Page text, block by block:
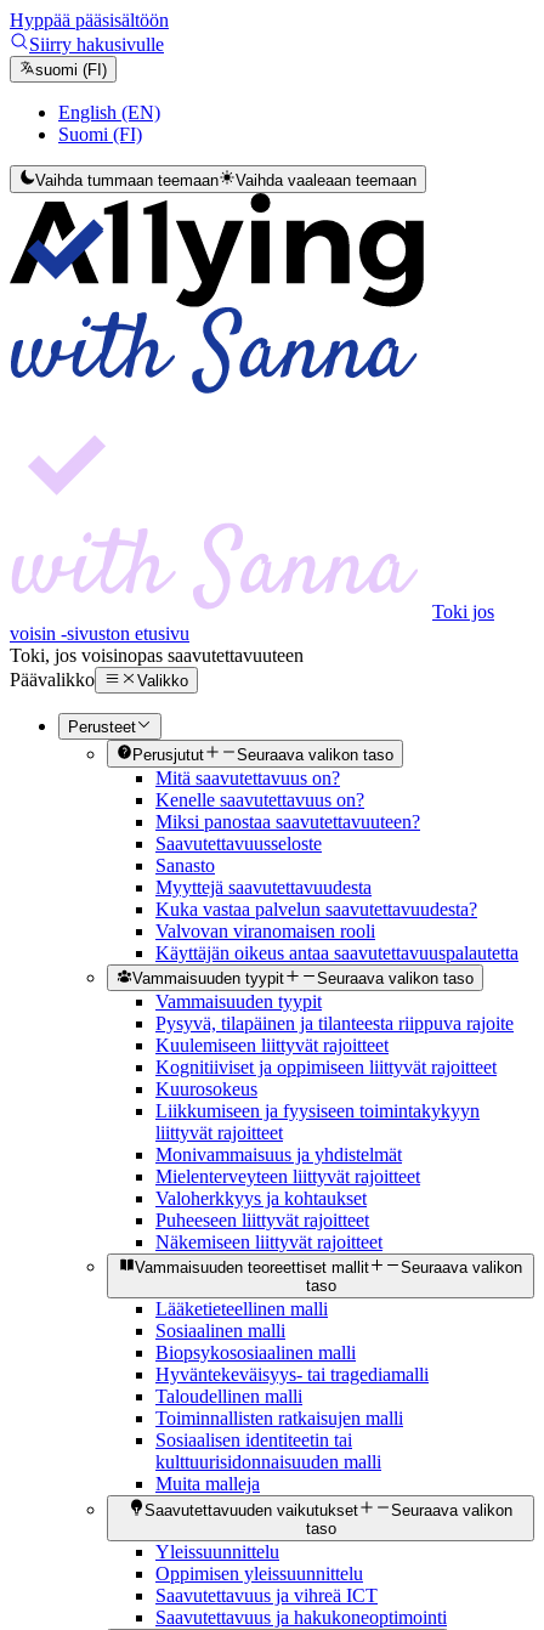
Hyppää pääsisältöön
Siirry hakusivulle
suomi (FI)
English (EN)
Suomi (FI)
Vaihda tummaan teemaan Vaihda vaaleaan teemaan
Toki jos
voisin -sivuston etusivu
Toki, jos voisinopas saavutettavuuteen
Päävalikko
Valikko
Perusteet
Perusjutut
Seuraava valikon taso
Mitä saavutettavuus on?
Kenelle saavutettavuus on?
Miksi panostaa saavutettavuuteen?
Saavutettavuusseloste
Sanasto
Myyttejä saavutettavuudesta
Kuka vastaa palvelun saavutettavuudesta?
Valvovan viranomaisen rooli
Käyttäjän oikeus antaa saavutettavuuspalautetta
Vammaisuuden tyypit Seuraava valikon taso
Vammaisuuden tyypit
Pysyvä, tilapäinen ja tilanteesta riippuva rajoite
Kuulemiseen liittyvät rajoitteet
Kognitiiviset ja oppimiseen liittyvät rajoitteet
Kuurosokeus
Liikkumiseen ja fyysiseen toimintakykyyn
liittyvät rajoitteet
Monivammaisuus ja yhdistelmät
Mielenterveyteen liittyvät rajoitteet
Valoherkkyys ja kohtaukset
Puheeseen liittyvät rajoitteet
Näkemiseen liittyvät rajoitteet
Vammaisuuden teoreettiset mallit
Seuraava valikon
taso
Lääketieteellinen malli
Sosiaalinen malli
Biopsykososiaalinen malli
Hyväntekeväisyys- tai tragediamalli
Taloudellinen malli
Toiminnallisten ratkaisujen malli
Sosiaalisen identiteetin tai
kulttuurisidonnaisuuden malli
Muita malleja
Saavutettavuuden vaikutukset
Seuraava valikon
taso
Yleissuunnittelu
Oppimisen yleissuunnittelu
Saavutettavuus ja vihreä ICT
Saavutettavuus ja hakukoneoptimointi